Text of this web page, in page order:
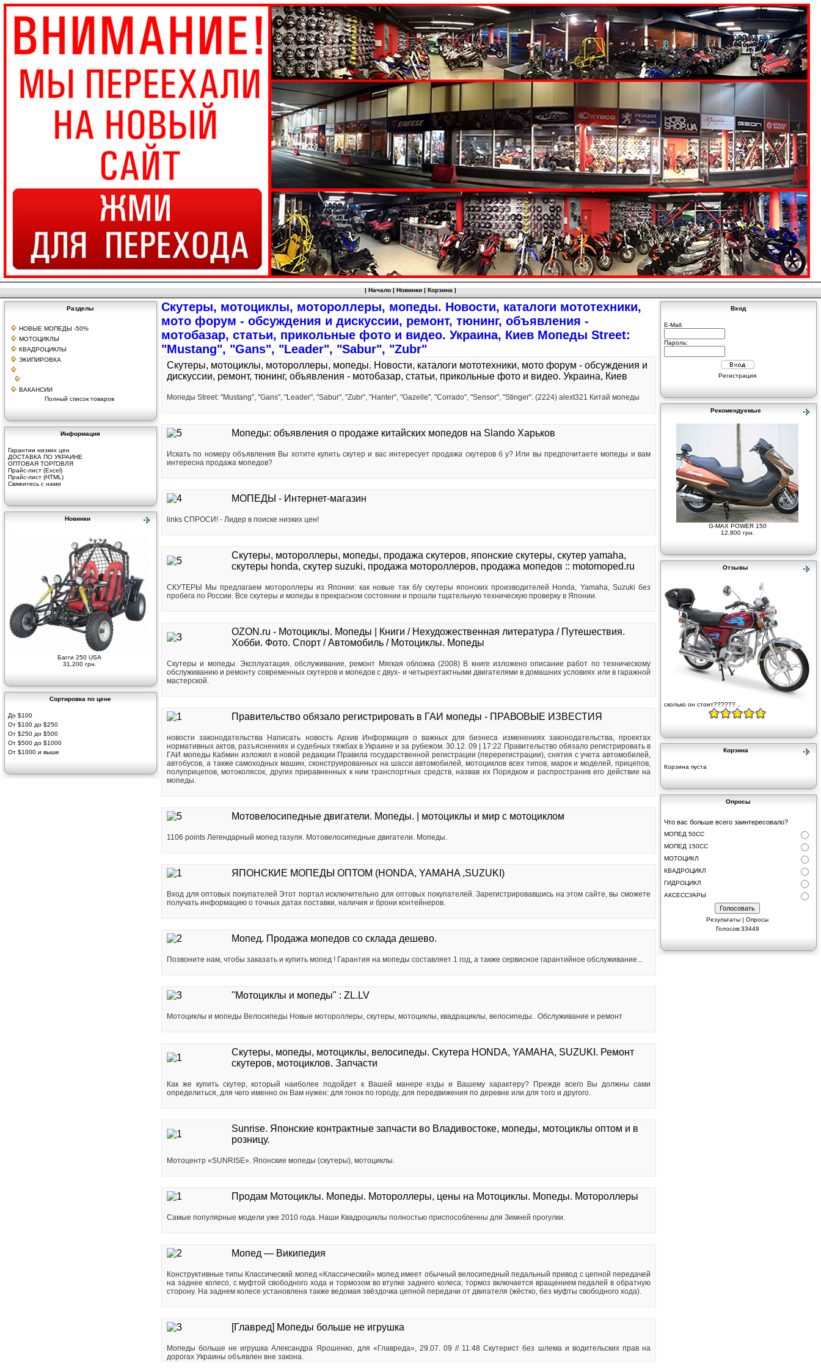
|Начало|Новинки|Корзина|
Разделы
НОВЫЕ МОПЕДЫ -50%
МОТОЦИКЛЫ
КВАДРОЦИКЛЫ
ЭКИПИРОВКА
ВАКАНСИИ
Полный список товаров
Информация
Гарантии низких цен
ДОСТАВКА ПО УКРАИНЕ
ОПТОВАЯ ТОРГОВЛЯ
Прайс-лист (Excel)
Прайс-лист (HTML)
Свяжитесь с нами
Новинки
Багги 250 USA
31,200 грн.
Сортировка по цене
До $100
От $100 до $250
От $250 до $500
От $500 до $1000
От $1000 и выше
Cкутеры, мотоциклы, мотороллеры, мопеды. Новости, каталоги мототехники,
мото форум - обсуждения и дискуссии, ремонт, тюнинг, объявления -
мотобазар, статьи, прикольные фото и видео. Украина, Киев Мопеды Street:
"Mustang", "Gans", "Leader", "Sabur", "Zubr"
Cкутеры, мотоциклы, мотороллеры, мопеды. Новости, каталоги мототехники, мото форум - обсуждения и
дискуссии, ремонт, тюнинг, объявления - мотобазар, статьи, прикольные фото и видео. Украина, Киев
Мопеды Street: "Mustang", "Gans", "Leader", "Sabur", "Zubr", "Hanter", "Gazelle", "Corrado", "Sensor", "Stinger". (2224) alext321 Китай мопеды
Мопеды: объявления о продаже китайских мопедов на Slando Харьков
Искать по номеру объявления Вы хотите купить скутер и вас интересует продажа скутеров б у? Или вы предпочитаете мопеды и вам
интересна продажа мопедов?
МОПЕДЫ - Интернет-магазин
links СПРОСИ! - Лидер в поиске низких цен!
Скутеры, мотороллеры, мопеды, продажа скутеров, японские скутеры, скутер yamaha,
скутеры honda, скутер suzuki, продажа мотороллеров, продажа мопедов :: motomoped.ru
СКУТЕРЫ Мы предлагаем мотороллеры из Японии: как новые так б/у скутеры японских производителей Honda, Yamaha, Suzuki без
пробега по России. Все скутеры и мопеды в прекрасном состоянии и прошли тщательную техническую проверку в Японии.
OZON.ru - Мотоциклы. Мопеды | Книги / Нехудожественная литература / Путешествия.
Хобби. Фото. Спорт / Автомобиль / Мотоциклы. Мопеды
Скутеры и мопеды. Эксплуатация, обслуживание, ремонт Мягкая обложка (2008) В книге изложено описание работ по техническому
обслуживанию и ремонту современных скутеров и мопедов с двух- и четырехтактными двигателями в домашних условиях или в гаражной
мастерской.
Правительство обязало регистрировать в ГАИ мопеды - ПРАВОВЫЕ ИЗВЕСТИЯ
новости законодательства Написать новость Архив Информация о важных для бизнеса изменениях законодательства, проектах
нормативных актов, разъяснениях и судебных тяжбах в Украине и за рубежом. 30.12. 09 | 17:22 Правительство обязало регистрировать в
ГАИ мопеды Кабмин изложил в новой редакции Правила государственной регистрации (перерегистрации), снятия с учета автомобилей,
автобусов, а также самоходных машин, сконструированных на шасси автомобилей, мотоциклов всех типов, марок и моделей, прицепов,
полуприцепов, мотоколясок, других приравненных к ним транспортных средств, назвав их Порядком и распространив его действие на
мопеды.
Мотовелосипедные двигатели. Мопеды. | мотоциклы и мир с мотоциклом
1106 points Легендарный мопед газуля. Мотовелосипедные двигатели. Мопеды.
ЯПОНСКИЕ МОПЕДЫ ОПТОМ (HONDA, YAMAHA ,SUZUKI)
Вход для оптовых покупателей Этот портал исключительно для оптовых покупателей. Зарегистрировавшись на этом сайте, вы сможете
получать информацию о точных датах поставки, наличия и брони контейнеров.
Мопед. Продажа мопедов со склада дешево.
Позвоните нам, чтобы заказать и купить мопед ! Гарантия на мопеды составляет 1 год, а также сервисное гарантийное обслуживание...
"Мотоциклы и мопеды" : ZL.LV
Мотоциклы и мопеды Велосипеды Новые мотороллеры, скутеры, мотоциклы, квадрациклы, велосипеды.. Обслуживание и ремонт
Скутеры, мопеды, мотоциклы, велосипеды. Скутера HONDA, YAMAHA, SUZUKI. Ремонт
скутеров, мотоциклов. Запчасти
Как же купить скутер, который наиболее подойдет к Вашей манере езды и Вашему характеру? Прежде всего Вы должны сами
определиться, для чего именно он Вам нужен: для гонок по городу, для передвижения по деревне или для того и другого.
Sunrise. Японские контрактные запчасти во Владивостоке, мопеды, мотоциклы оптом и в
розницу.
Мотоцентр «SUNRISE». Японские мопеды (скутеры), мотоциклы.
Продам Мотоциклы. Мопеды. Мотороллеры, цены на Мотоциклы. Мопеды. Мотороллеры
Самые популярные модели уже 2010 года. Наши Квадроциклы полностью приспособленны для Зимней прогулки.
Мопед — Википедия
Конструктивные типы Классический мопед «Классический» мопед имеет обычный велосипедный педальный привод с цепной передачей
на заднее колесо, с муфтой свободного хода и тормозом во втулке заднего колеса; тормоз включается вращением педалей в обратную
сторону. На заднем колесе установлена также ведомая звёздочка цепной передачи от двигателя (жёстко, без муфты свободного хода).
[Главред] Мопеды больше не игрушка
Мопеды больше не игрушка Александра Ярошенко, для «Главреда», 29.07. 09 // 11:48 Скутерист без шлема и водительских прав на
дорогах Украины объявлен вне закона.
Вход
E-Mail:
Пароль:
Регистрация
Рекомендуемые
G-MAX POWER 150
12,800 грн.
Отзывы
сколько он стоит?????? ..
Корзина
Корзина пуста
Опросы
Что вас больше всего заинтересовало?
МОПЕД 50СС
МОПЕД 150СС
МОТОЦИКЛ
КВАДРОЦИКЛ
ГИДРОЦИКЛ
АКСЕССУАРЫ
Результаты | Опросы
Голосов:33449